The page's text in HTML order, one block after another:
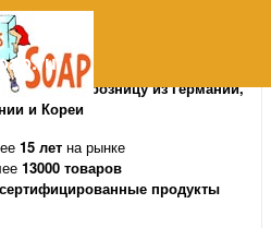
оптом и в розницу из Германии,
и Кореи
15 летна рынке
13000 товаров
продукты